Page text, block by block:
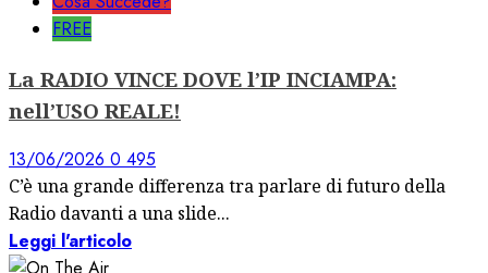
FREE
La RADIO VINCE DOVE l’IP INCIAMPA:
nell’USO REALE!
13/06/2026 0 495
C’è una grande differenza tra parlare di futuro della
Radio davanti a una slide...
Leggi l'articolo